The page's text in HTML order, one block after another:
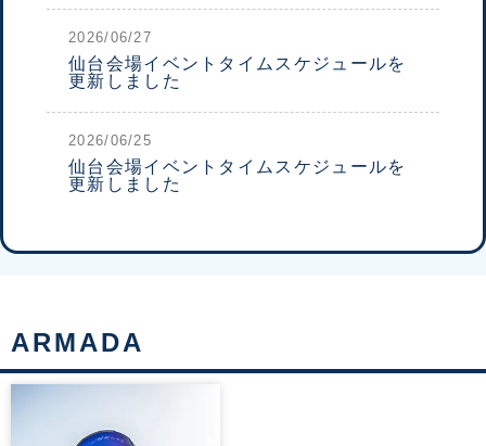
2026/06/27
仙台会場イベントタイムスケジュールを
更新しました
2026/06/25
仙台会場イベントタイムスケジュールを
更新しました
ARMADA